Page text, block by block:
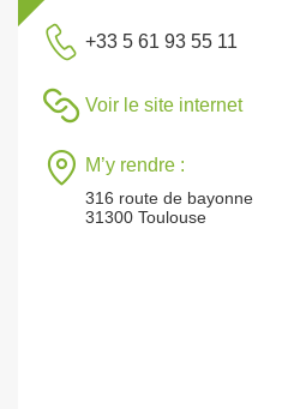
+33 5 61 93 55 11
Voir le site internet
M’y rendre :
316 route de bayonne
31300 Toulouse